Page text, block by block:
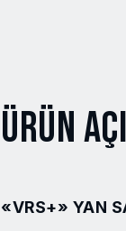
Ürün
«VRS+» YAN